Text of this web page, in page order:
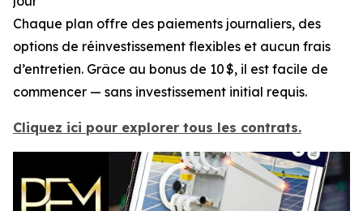
Chaque plan offre des paiements journaliers, des
options de réinvestissement flexibles et aucun frais
d’entretien. Grâce au bonus de 10 $, il est facile de
commencer — sans investissement initial requis.
Cliquez ici pour explorer tous les contrats.